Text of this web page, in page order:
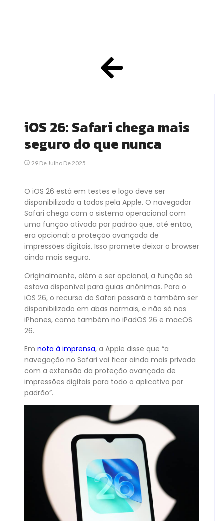
iOS 26: Safari chega mais
seguro do que nunca
29 De Julho De 2025
O iOS 26 está em testes e logo deve ser
disponibilizado a todos pela Apple. O navegador
Safari chega com o sistema operacional com
uma função ativada por padrão que, até então,
era opcional: a proteção avançada de
impressões digitais. Isso promete deixar o browser
ainda mais seguro.
Originalmente, além e ser opcional, a função só
estava disponível para guias anônimas. Para o
iOS 26, o recurso do Safari passará a também ser
disponibilizado em abas normais, e não só nos
iPhones, como também no iPadOS 26 e macOS
26.
Em nota à imprensa, a Apple disse que “a
navegação no Safari vai ficar ainda mais privada
com a extensão da proteção avançada de
impressões digitais para todo o aplicativo por
padrão”.